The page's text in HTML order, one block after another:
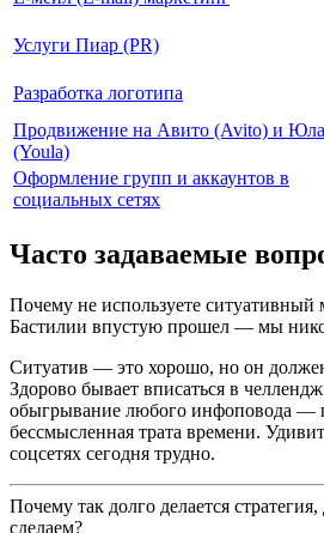
Услуги Пиар (PR)
Разработка логотипа
Продвижение на Авито (Avito) и Юла
(Youla)
Оформление групп и аккаунтов в
социальных сетях
Часто задаваемые
Почему не используете ситуативный
Бастилии впустую прошел — мы
Ситуатив — это хорошо, но он
Здорово бывает вписаться в
обыгрывание любого инфоповода —
бессмысленная трата времени.
соцсетях сегодня трудно.
Почему так долго делается
сделаем?